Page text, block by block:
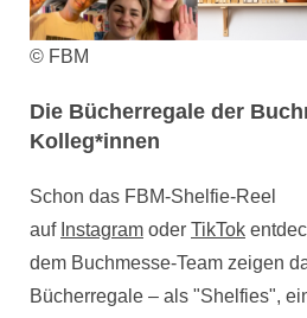
© FBM
Die Bücherregale der
Kolleg*innen
Schon das FBM-Shelfie-Reel
auf Instagram oder TikTok
dem Buchmesse-Team zeigen
Bücherregale – als "Shelfies",